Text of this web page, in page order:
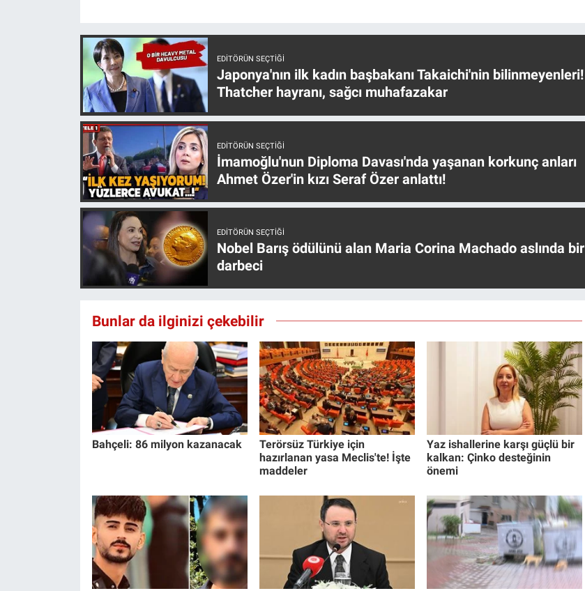
EDITÖRÜN SEÇTIĞI
Japonya'nın ilk kadın başbakanı Takaichi'nin bilinmeyenleri!
Thatcher hayranı, sağcı muhafazakar
EDITÖRÜN SEÇTIĞI
İmamoğlu'nun Diploma Davası'nda yaşanan korkunç anları
Ahmet Özer'in kızı Seraf Özer anlattı!
EDITÖRÜN SEÇTIĞI
Nobel Barış ödülünü alan Maria Corina Machado aslında bir
darbeci
Bunlar da ilginizi çekebilir
Bahçeli: 86 milyon kazanacak
Terörsüz Türkiye için
hazırlanan yasa Meclis'te! İşte
maddeler
Yaz ishallerine karşı güçlü bir
kalkan: Çinko desteğinin
önemi
Teknoloji
Türkiye'nin Geleceği
Türkiye'nin Gündemi
Yerel Gündem
Yerel Yaşam